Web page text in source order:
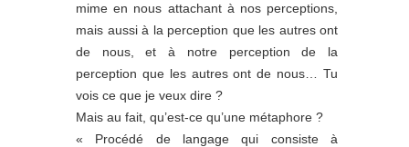
mime en nous attachant à nos perceptions,
mais aussi à la perception que les autres ont
de nous, et à notre perception de la
perception que les autres ont de nous… Tu
vois ce que je veux dire ?
Mais au fait, qu’est-ce qu’une métaphore ?
« Procédé de langage qui consiste à